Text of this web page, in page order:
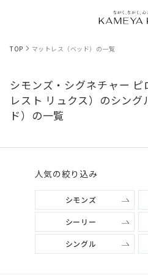
TOP マットレス（ベッド）の一覧
シモンズ・シグネチャー
レスト リュクス）のシン
ド）の一覧
人気の絞り込み
シモンズ
シーリー
シングル